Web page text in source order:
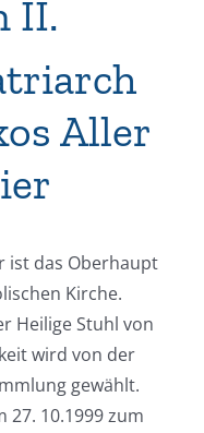
II.
Aller
ist das Oberhaupt
Kirche.
Heilige Stuhl von
wird von der
gewählt.
27. 10.1999 zum